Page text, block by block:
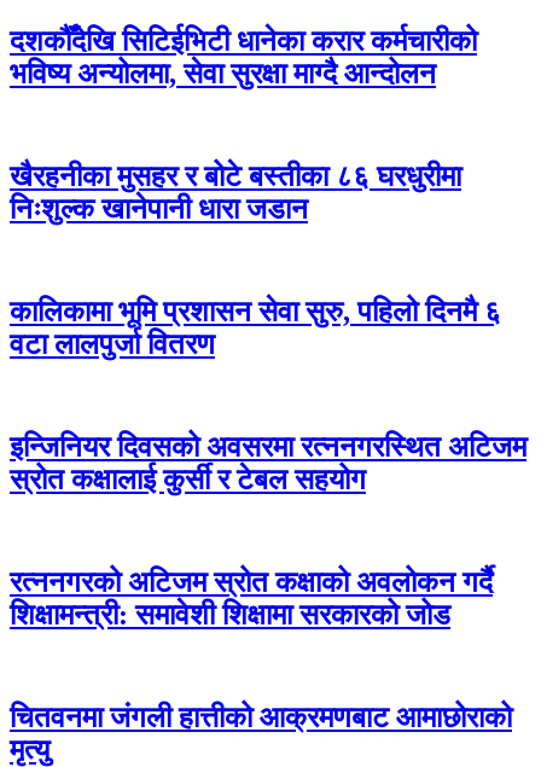
दशकौँदेखि सिटिईभिटी धानेका करार कर्मचारीको
भविष्य अन्योलमा, सेवा सुरक्षा माग्दै आन्दोलन
खैरहनीका मुसहर र बोटे बस्तीका ८६ घरधुरीमा
निःशुल्क खानेपानी धारा जडान
कालिकामा भूमि प्रशासन सेवा सुरु, पहिलो दिनमै ६
वटा लालपुर्जा वितरण
इन्जिनियर दिवसको अवसरमा रत्ननगरस्थित अटिजम
स्रोत कक्षालाई कुर्सी र टेबल सहयोग
रत्ननगरको अटिजम स्रोत कक्षाको अवलोकन गर्दै
शिक्षामन्त्री: समावेशी शिक्षामा सरकारको जोड
चितवनमा जंगली हात्तीको आक्रमणबाट आमाछोराको
मृत्यु